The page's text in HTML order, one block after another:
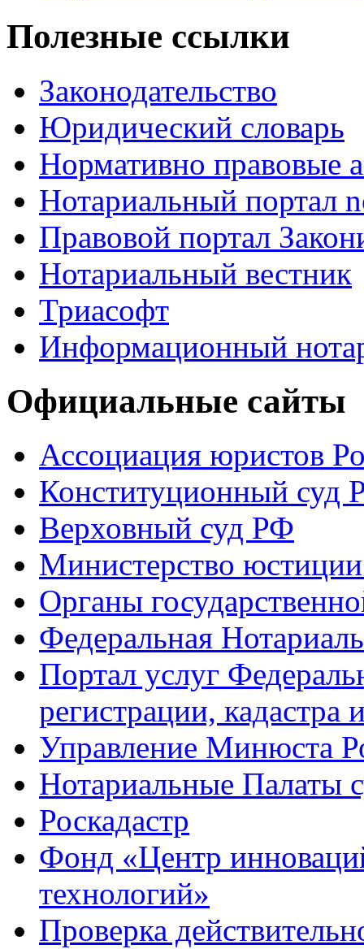
Полезные ссылки
Законодательство
Юридический словарь
Нормативно правовые
Нотариальный портал
Правовой портал
Нотариальный вестник
Триасофт
Информационный
Официальные сайты
Ассоциация юристов
Конституционный суд
Верховный суд РФ
Министерство
Органы
Федеральная
Портал услуг
регистрации, кадастра
Управление Минюста
Нотариальные Палаты
Роскадастр
Фонд «Центр
технологий»
Проверка